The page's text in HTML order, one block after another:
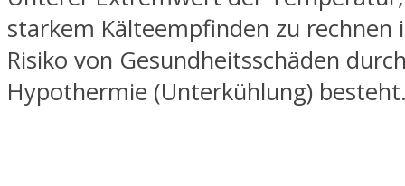
starkem Kälteempfinden zu rechnen
Risiko von Gesundheitsschäden
Hypothermie (Unterkühlung)